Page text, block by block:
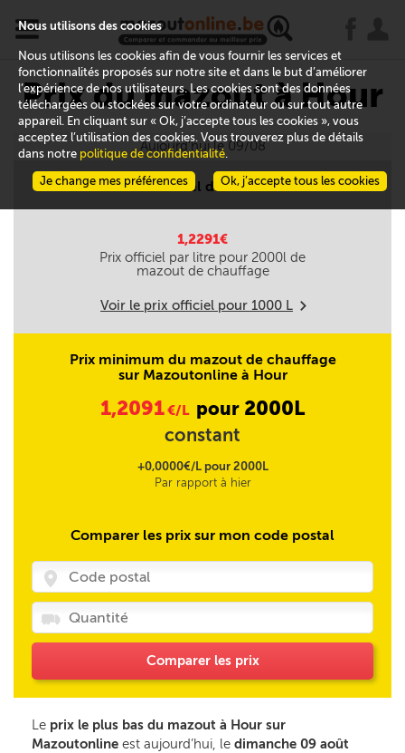
x
Prix du mazout à Hour
Aujourd'hui le 09/08
Prix officiel du mazout
1,2291€
Prix officiel par litre pour 2000l de
mazout de chauffage
Voir le prix officiel pour 1000 L m
Prix minimum du mazout de chauffage
sur Mazoutonline à Hour
1,2091€/L pour 2000L
constant
+0,0000€/L pour 2000L
Par rapport à hier
Comparer les prix sur mon code postal
Comparer les prix
Le prix le plus bas du mazout à Hour sur
Mazoutonline est aujourd’hui, le dimanche 09 août
Nous utilisons des cookies
Nous utilisons les cookies afin de vous fournir les services et
fonctionnalités proposés sur notre site et dans le but d’améliorer
l’expérience de nos utilisateurs. Les cookies sont des données
téléchargées ou stockées sur votre ordinateur ou sur tout autre
appareil. En cliquant sur « Ok, j’accepte tous les cookies », vous
acceptez l’utilisation des cookies. Vous trouverez plus de détails
dans notre politique de confidentialité.
Ok, j’accepte tous les cookies
Je change mes préférences